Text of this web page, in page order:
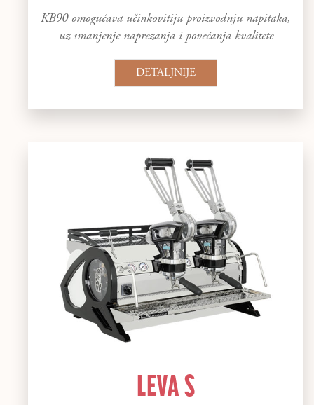
KB90 omogućava učinkovitiju proizvodnju napitaka,
uz smanjenje naprezanja i povećanja kvalitete
DETALJNIJE
LEVA S